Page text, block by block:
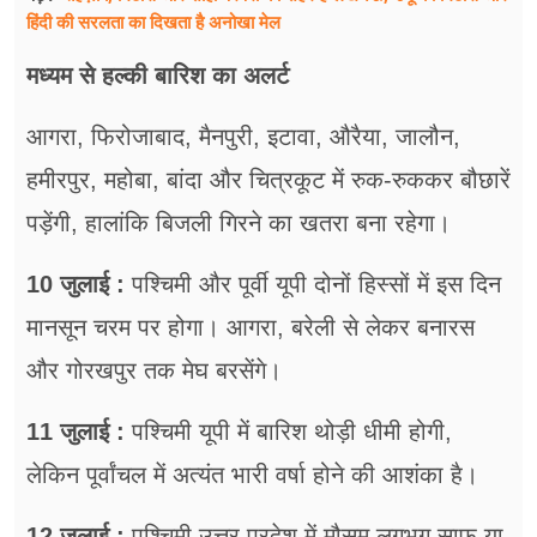
हिंदी की सरलता का दिखता है अनोखा मेल
मध्यम से हल्की बारिश का अलर्ट
आगरा, फिरोजाबाद, मैनपुरी, इटावा, औरैया, जालौन,
हमीरपुर, महोबा, बांदा और चित्रकूट में रुक-रुककर बौछारें
पड़ेंगी, हालांकि बिजली गिरने का खतरा बना रहेगा।
10 जुलाई : पश्चिमी और पूर्वी यूपी दोनों हिस्सों में इस दिन
मानसून चरम पर होगा। आगरा, बरेली से लेकर बनारस
और गोरखपुर तक मेघ बरसेंगे।
11 जुलाई : पश्चिमी यूपी में बारिश थोड़ी धीमी होगी,
लेकिन पूर्वांचल में अत्यंत भारी वर्षा होने की आशंका है।